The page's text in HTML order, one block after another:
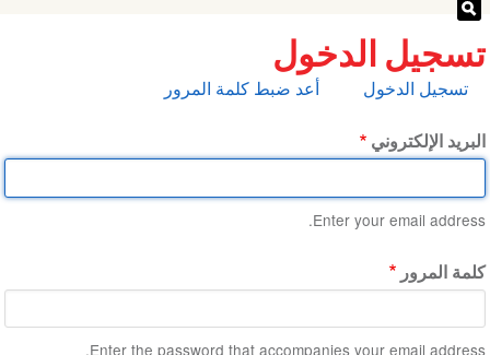
تسجيل الدخول
التبويبات
الأساسية
تسجيل الدخول أعد ضبط كلمة المرور
البريد الإلكتروني
Enter your email address.
كلمة المرور
Enter the password that accompanies your email address.